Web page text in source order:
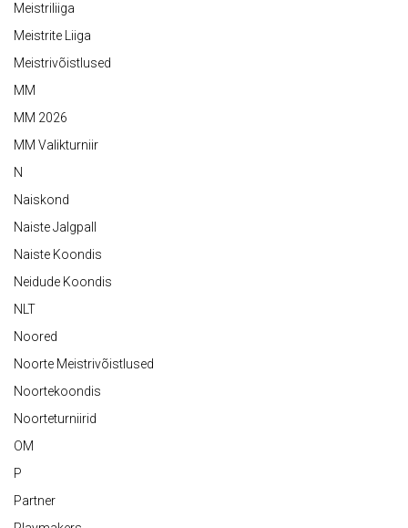
Meistriliiga
Meistrite Liiga
Meistrivõistlused
MM
MM 2026
MM Valikturniir
N
Naiskond
Naiste Jalgpall
Naiste Koondis
Neidude Koondis
NLT
Noored
Noorte Meistrivõistlused
Noortekoondis
Noorteturniirid
OM
P
Partner